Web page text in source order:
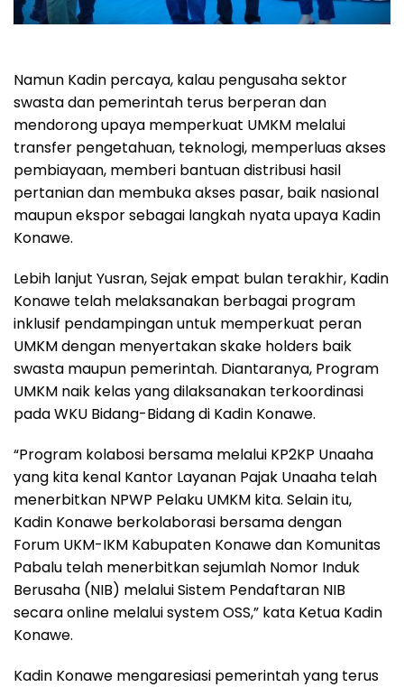
Namun Kadin percaya, kalau pengusaha sektor
swasta dan pemerintah terus berperan dan
mendorong upaya memperkuat UMKM melalui
transfer pengetahuan, teknologi, memperluas akses
pembiayaan, memberi bantuan distribusi hasil
pertanian dan membuka akses pasar, baik nasional
maupun ekspor sebagai langkah nyata upaya Kadin
Konawe.
Lebih lanjut Yusran, Sejak empat bulan terakhir, Kadin
Konawe telah melaksanakan berbagai program
inklusif pendampingan untuk memperkuat peran
UMKM dengan menyertakan skake holders baik
swasta maupun pemerintah. Diantaranya, Program
UMKM naik kelas yang dilaksanakan terkoordinasi
pada WKU Bidang-Bidang di Kadin Konawe.
“Program kolabosi bersama melalui KP2KP Unaaha
yang kita kenal Kantor Layanan Pajak Unaaha telah
menerbitkan NPWP Pelaku UMKM kita. Selain itu,
Kadin Konawe berkolaborasi bersama dengan
Forum UKM-IKM Kabupaten Konawe dan Komunitas
Pabalu telah menerbitkan sejumlah Nomor Induk
Berusaha (NIB) melalui Sistem Pendaftaran NIB
secara online melalui system OSS,” kata Ketua Kadin
Konawe.
Kadin Konawe mengaresiasi pemerintah yang terus